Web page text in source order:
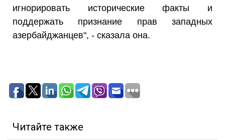
игнорировать исторические факты и
поддержать признание прав западных
азербайджанцев", - сказала она.
Читайте также